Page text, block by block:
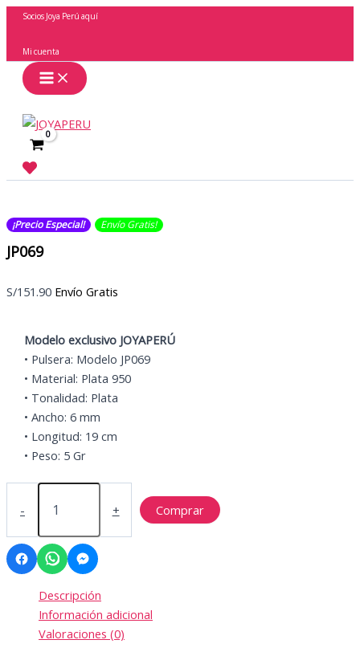
contenido
Socios Joya Perú aquí
Mi cuenta
¡Precio Especial! Envío Gratis​​​!
JP069
S/151.90 Envío Gratis
Modelo exclusivo JOYAPERÚ
• Pulsera: Modelo JP069
• Material: Plata 950
• Tonalidad: Plata
• Ancho: 6 mm
• Longitud: 19 cm
• Peso: 5 Gr
- + Comprar
Descripción
Información adicional
Valoraciones (0)